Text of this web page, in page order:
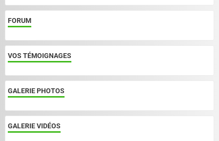
FORUM
VOS TÉMOIGNAGES
GALERIE PHOTOS
GALERIE VIDÉOS